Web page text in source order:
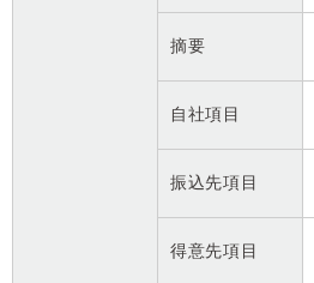
摘要
自社項目
振込先項目
得意先項目